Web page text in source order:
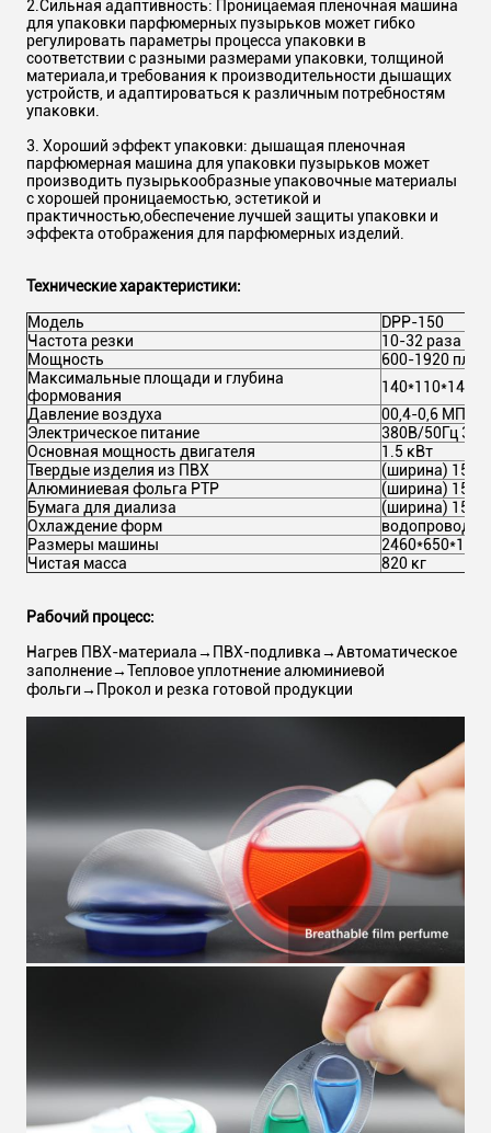
2.Сильная адаптивность: Проницаемая пленочная машина
для упаковки парфюмерных пузырьков может гибко
регулировать параметры процесса упаковки в
соответствии с разными размерами упаковки, толщиной
материала,и требования к производительности дышащих
устройств, и адаптироваться к различным потребностям
упаковки.
3. Хороший эффект упаковки: дышащая пленочная
парфюмерная машина для упаковки пузырьков может
производить пузырькообразные упаковочные материалы
с хорошей проницаемостью, эстетикой и
практичностью,обеспечение лучшей защиты упаковки и
эффекта отображения для парфюмерных изделий.
Технические характеристики:
Модель
DPP-150
Частота резки
10-32 раза в
Мощность
600-1920
Максимальные площади и глубина
формования
140*110*14 мм
Давление воздуха
00,4-0,6 МПа/
Электрическое питание
380В/50Гц
Основная мощность двигателя
1.5 кВт
Твердые изделия из ПВХ
(ширина) 155*
Алюминиевая фольга PTP
(ширина) 155*
Бумага для диализа
(ширина)
Охлаждение форм
Размеры машины
Чистая масса
820 кг
Рабочий процесс:
Нагрев ПВХ-материала→ПВХ-подливка→Автоматическое
заполнение→Тепловое уплотнение алюминиевой
фольги→Прокол и резка готовой продукции